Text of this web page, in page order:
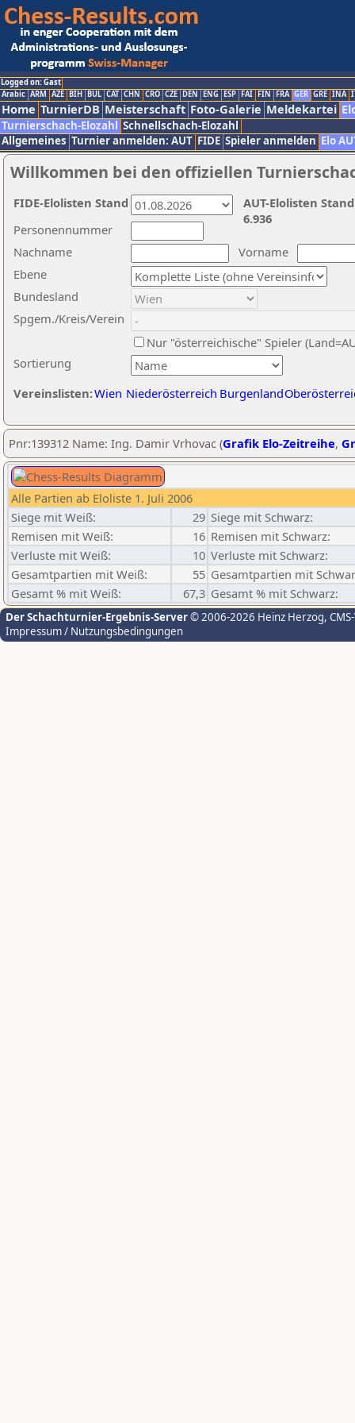
Logged on: Gast
Arabic ARM AZE BIH BUL CAT CHN CRO CZE DEN ENG ESP FAI FIN FRA GER GRE INA
Home TurnierDB Meisterschaft Foto-Galerie Meldekartei
Turnierschach-Elozahl Schnellschach-Elozahl
Allgemeines Turnier anmelden: AUT FIDE Spieler anmelden Elo
Willkommen bei den offiziellen
Nachname
Vorname
Ebene
Sortierung
Personennummer
Bundesland
Spgem./Kreis/Verein
Nur "österreichische" Spieler
Vereinslisten:Wien Niederösterreich Burgenland
AUT-Elolisten
6.936
FIDE-Elolisten Stand
Pnr:139312 Name: Ing. Damir Vrhovac (Grafik Elo-Zeitreihe,
Alle Partien ab Eloliste 1. Juli 2006
Siege mit Weiß:
29 Siege mit Schwarz:
Remisen mit Weiß:
16 Remisen mit Schwarz:
Verluste mit Weiß:
10 Verluste mit Schwarz:
Gesamtpartien mit Weiß:
55 Gesamtpartien mit
Gesamt % mit Weiß:
67,3 Gesamt % mit Schwarz:
Der Schachturnier-Ergebnis-Server© 2006-2026 Heinz Herzog,
Impressum / Nutzungsbedingungen